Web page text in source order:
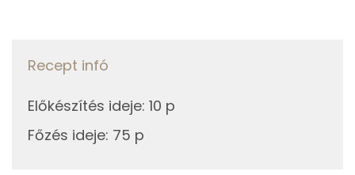
Mangán
Recept infó
Előkészítés ideje: 10 p
Főzés ideje: 75 p